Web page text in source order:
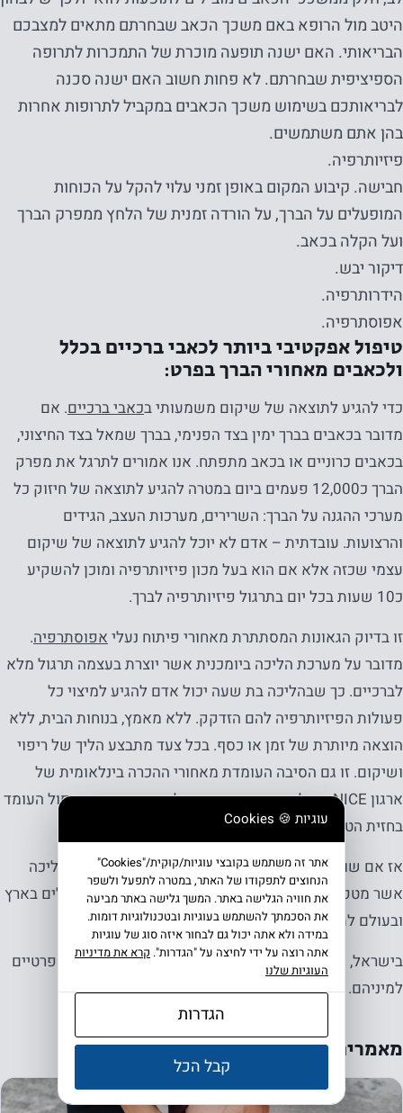
היטב מול הרופא באם משכך הכאב שבחרתם מתאים למצבכם
הבריאותי. האם ישנה תופעה מוכרת של התמכרות לתרופה
הספיציפית שבחרתם. לא פחות חשוב האם ישנה סכנה
לבריאותכם בשימוש משכך הכאבים במקביל לתרופות אחרות
בהן אתם משתמשים.
פיזיותרפיה.
חבישה. קיבוע המקום באופן זמני עלוי להקל על הכוחות
המופעלים על הברך, על הורדה זמנית של הלחץ ממפרק הברך
ועל הקלה בכאב.
דיקור יבש.
הידרותרפיה.
אפוסתרפיה.
טיפול אפקטיבי ביותר לכאבי ברכיים בכלל
ולכאבים מאחורי הברך בפרט:
כדי להגיע לתוצאה של שיקום משמעותי בכאבי ברכיים. אם
מדובר בכאבים בברך ימין בצד הפנימי, בברך שמאל בצד החיצוני,
בכאבים כרוניים או בכאב מתפתח. אנו אמורים לתרגל את מפרק
הברך כ12,000 פעמים ביום במטרה להגיע לתוצאה של חיזוק כל
מערכי ההגנה על הברך: השרירים, מערכות העצב, הגידים
והרצועות. עובדתית – אדם לא יוכל להגיע לתוצאה של שיקום
עצמי שכזה אלא אם הוא בעל מכון פיזיותרפיה ומוכן להשקיע
כ10 שעות בכל יום בתרגול פיזיותרפיה לברך.
זו בדיוק הגאונות המסתתרת מאחורי פיתוח נעליאפוסתרפיה.
מדובר על מערכת הליכה ביומכנית אשר יוצרת בעצמה תרגול מלא
לברכיים. כך שבהליכה בת שעה יכול אדם להגיע למיצוי כל
פעולות הפיזיותרפיה להם הזדקק. ללא מאמץ, בנוחות הבית, ללא
הוצאה מיותרת של זמן או כסף. בכל צעד מתבצע הליך של ריפוי
ושיקום. זו גם הסיבה העומדת מאחורי ההכרה בינלאומית של
ארגון NICE העולמי שהכריז השנה על אפוסתרפיה כטיפול העומד
בחזית הטיפולים המשמעותיים ביותר בתחום.
אז אם שואלים אתכם מה זה אפוסתרפיה זכרו. מערכת הליכה
אשר מטפלת בכאב, משקמת את המפרק ומחזירה מטופלים בארץ
ובעולם לתפקוד מלא, ללא כאב, בתקופת זמן קצרה.
בישראל, הטיפול מוכר ע"י כל קופות החולים והביטוחים הפרטיים
למיניהם.
מאמרים נוספים שעשויים לעניין אותך
עוגיות 🍪 Cookies
אתר זה משתמש בקובצי עוגיות/קוּקִית/"Cookies"
הנחוצים לתפקודו של האתר, במטרה לתפעל ולשפר
את חוויה הגלישה באתר. המשך גלישה באתר מביעה
את הסכמתך להשתמש בעוגיות ובטכנולוגיות דומות.
במידה ולא אתה יכול גם לבחור איזה סוג של עוגיות
אתה רוצה על ידי לחיצה על "הגדרות". קרא את מדיניות
העוגיות שלנו
הגדרות
קבל הכל